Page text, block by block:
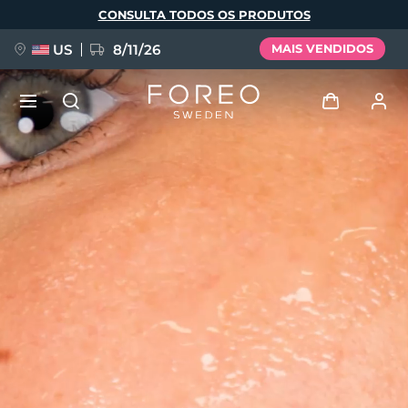
principal
CONSULTA TODOS OS PRODUTOS
US 8/11/26 MAIS VENDIDOS
Perfil de usuário
Meus aparelhos
Meus pedidos
Meus endereços
As minhas subscrições
NOVIDADE
FAQ™ Pure Beauty-Tech Elixir
issa™ Teeth Whitening Set
Idioma
English Deutsch
Français
Português
Polski
Русский
繁體中文